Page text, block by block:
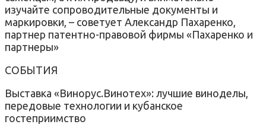
изучайте сопроводительные документы и
маркировки, – советует Александр Пахаренко,
партнер патентно-правовой фирмы «Пахаренко и
партнеры»
СОБЫТИЯ
Выставка «Винорус.Винотех»: лучшие виноделы,
передовые технологии и кубанское
гостеприимство